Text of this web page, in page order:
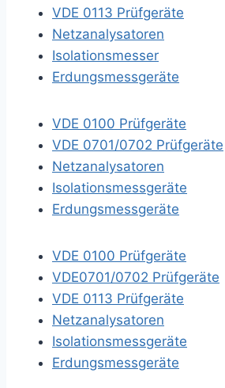
VDE 0113 Prüfgeräte
Netzanalysatoren
Isolationsmesser
Erdungsmessgeräte
VDE 0100 Prüfgeräte
VDE 0701/0702 Prüfgeräte
Netzanalysatoren
Isolationsmessgeräte
Erdungsmessgeräte
VDE 0100 Prüfgeräte
VDE0701/0702 Prüfgeräte
VDE 0113 Prüfgeräte
Netzanalysatoren
Isolationsmessgeräte
Erdungsmessgeräte